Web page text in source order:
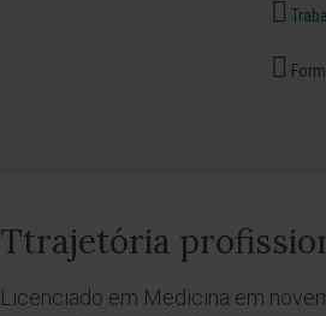
Ttrajetória
Licenciado em Medicina em